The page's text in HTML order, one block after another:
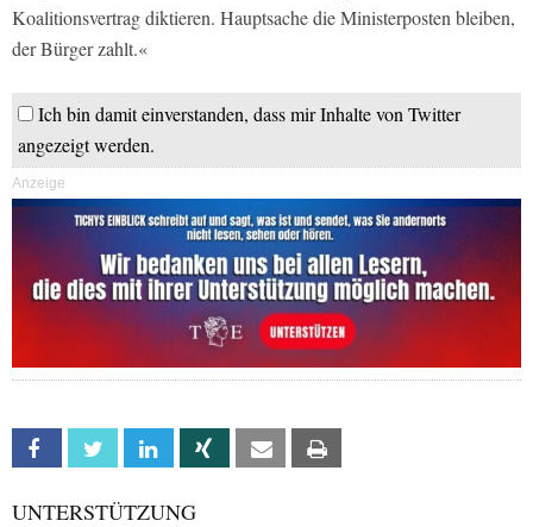
Koalitionsvertrag diktieren. Hauptsache die Ministerposten bleiben,
der Bürger zahlt.«
Ich bin damit einverstanden, dass mir Inhalte von Twitter
angezeigt werden.
Anzeige
Facebook Twitter Linkedin Xing Email
UNTERSTÜTZUNG